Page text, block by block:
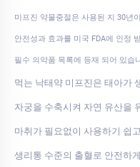
미프진 약물중절은 사용된 지 30년
안전성과 효과를 미국 FDA에 인정
필수 의약품 목록에 등재 되어 있습
먹는 낙태약 미프진은 태아가
자궁을 수축시켜 자연 유산을
마취가 필요없이 사용하기 쉽
생리통 수준의 출혈로 안전하